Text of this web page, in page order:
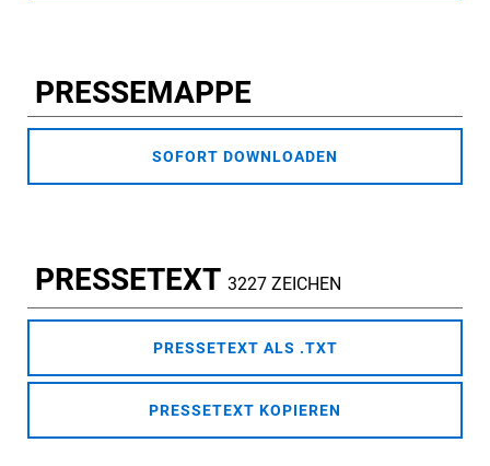
PRESSEMAPPE
SOFORT DOWNLOADEN
PRESSETEXT 3227 ZEICHEN
PRESSETEXT ALS .TXT
PRESSETEXT KOPIEREN